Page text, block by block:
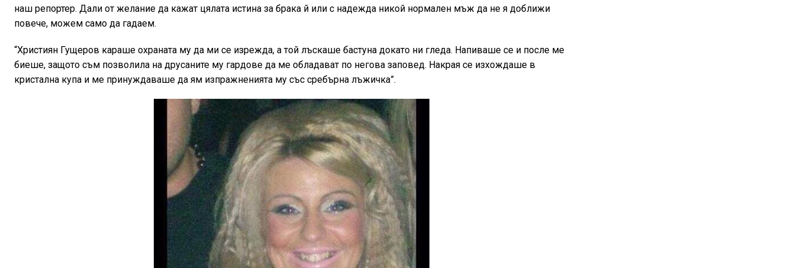
наш репортер. Дали от желание да кажат цялата истина за брака й или с надежда никой нормален мъж да не я доближи
повече, можем само да гадаем.
“Християн Гущеров караше охраната му да ми се изрежда, а той лъскаше бастуна докато ни гледа. Напиваше се и после ме
биеше, защото съм позволила на друсаните му гардове да ме обладават по негова заповед. Накрая се изхождаше в
кристална купа и ме принуждаваше да ям изпражненията му със сребърна лъжичка”.